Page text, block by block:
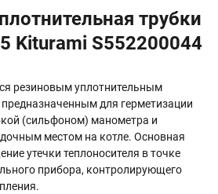
трубки
Kiturami S552200044
резиновым уплотнительным
для герметизации
(сильфоном) манометра и
местом на котле. Основная
утечки теплоносителя в точке
прибора, контролирующего